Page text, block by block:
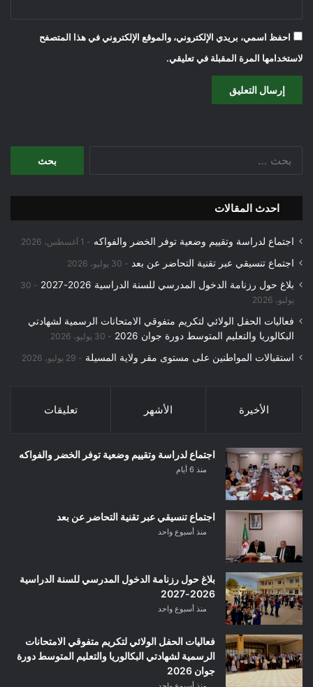
احفظ اسمي، بريدي الإلكتروني، والموقع الإلكتروني في هذا المتصفح
لاستخدامها المرة المقبلة في تعليقي.
احدث المقالات
اجتماع لدراسة وتقييم وضعية توفر الخضر والفواكه 1 أغسطس، 2026
اجتماع تنسيقي عبر تقنية التحاضر عن بعد 30 يوليو، 2026
بلاغ حول رزنامة الدخول المدرسي للسنة الدراسية 2026-2027
30
يوليو، 2026
فعاليات الحفل الولائي لتكريم متفوقي الامتحانات الرسمية لشهادتي
البكالوريا والتعليم المتوسط دورة جوان 2026
30 يوليو، 2026
استقبالات المواطنين على مستوى مقر ولاية المسيلة 29 يوليو، 2026
الأخيرة الأشهر تعليقات
اجتماع لدراسة وتقييم وضعية توفر الخضر والفواكه
منذ 6 أيام
اجتماع تنسيقي عبر تقنية التحاضر عن بعد
منذ أسبوع واحد
بلاغ حول رزنامة الدخول المدرسي للسنة الدراسية
2026-2027
منذ أسبوع واحد
فعاليات الحفل الولائي لتكريم متفوقي الامتحانات
الرسمية لشهادتي البكالوريا والتعليم المتوسط دورة
جوان 2026